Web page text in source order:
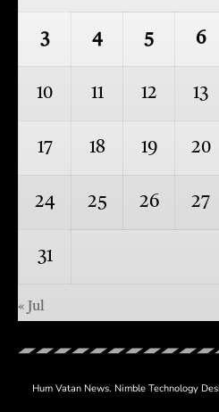
3 4 5 6
10 11 12 13
17 18 19 20
24 25 26 27
31
« Jul
Hum Vatan News. Nimble Technology